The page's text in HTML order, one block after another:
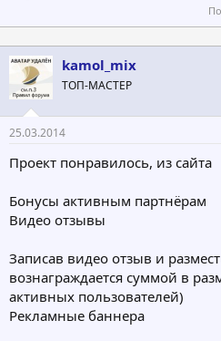
kamol_mix
ТОП-МАСТЕР
25.03.2014
Проект понравилось, из сайта
Бонусы активным партнёрам
Видео отзывы
Записав видео отзыв и
вознаграждается суммой в
активных пользователей)
Рекламные баннера